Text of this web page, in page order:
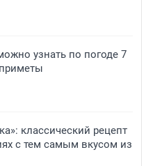
узнать по погоде 7
классический рецепт
с тем самым вкусом из